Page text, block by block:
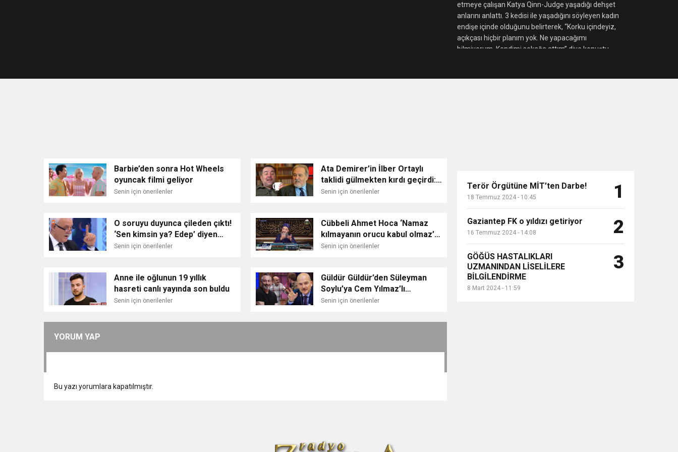
etmeye çalışan Katya Qinn-Judge yaşadığı dehşet
anlarını anlattı. 3 kedisi ile yaşadığını söyleyen kadın
endişe içinde olduğunu belirterek, “Korku içindeyiz,
açıkçası hiçbir planım yok. Ne yapacağımı
bilmiyorum. Kendimi sokağa attım” diye konuştu.
Barbie’den sonra Hot Wheels
oyuncak filmi geliyor
Senin için önerilenler
Ata Demirer’in İlber Ortaylı
taklidi gülmekten kırdı geçirdi:
Meme ucumun etrafı…
Senin için önerilenler
O soruyu duyunca çileden çıktı!
‘Sen kimsin ya? Edep’ diyen
Nihat Hatipoğlu’nu hiç böyle
Senin için önerilenler
Cübbeli Ahmet Hoca ‘Namaz
kılmayanın orucu kabul olmaz’
dedi sosyal medya karıştı Nihat
Senin için önerilenler
Anne ile oğlunun 19 yıllık
hasreti canlı yayında son buldu
Senin için önerilenler
Güldür Güldür’den Süleyman
Soylu’ya Cem Yılmaz’lı
gönderme! Büyük alkış aldı:
Senin için önerilenler
YORUM YAP
Bu yazı yorumlara kapatılmıştır.
Terör Örgütüne MİT’ten Darbe!
18 Temmuz 2024 - 10:45 1
Gaziantep FK o yıldızı getiriyor
16 Temmuz 2024 - 14:08 2
GÖĞÜS HASTALIKLARI
UZMANINDAN LİSELİLERE
BİLGİLENDİRME
8 Mart 2024 - 11:59
3